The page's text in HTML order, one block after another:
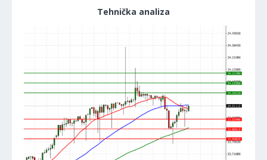
Tehnička analiza